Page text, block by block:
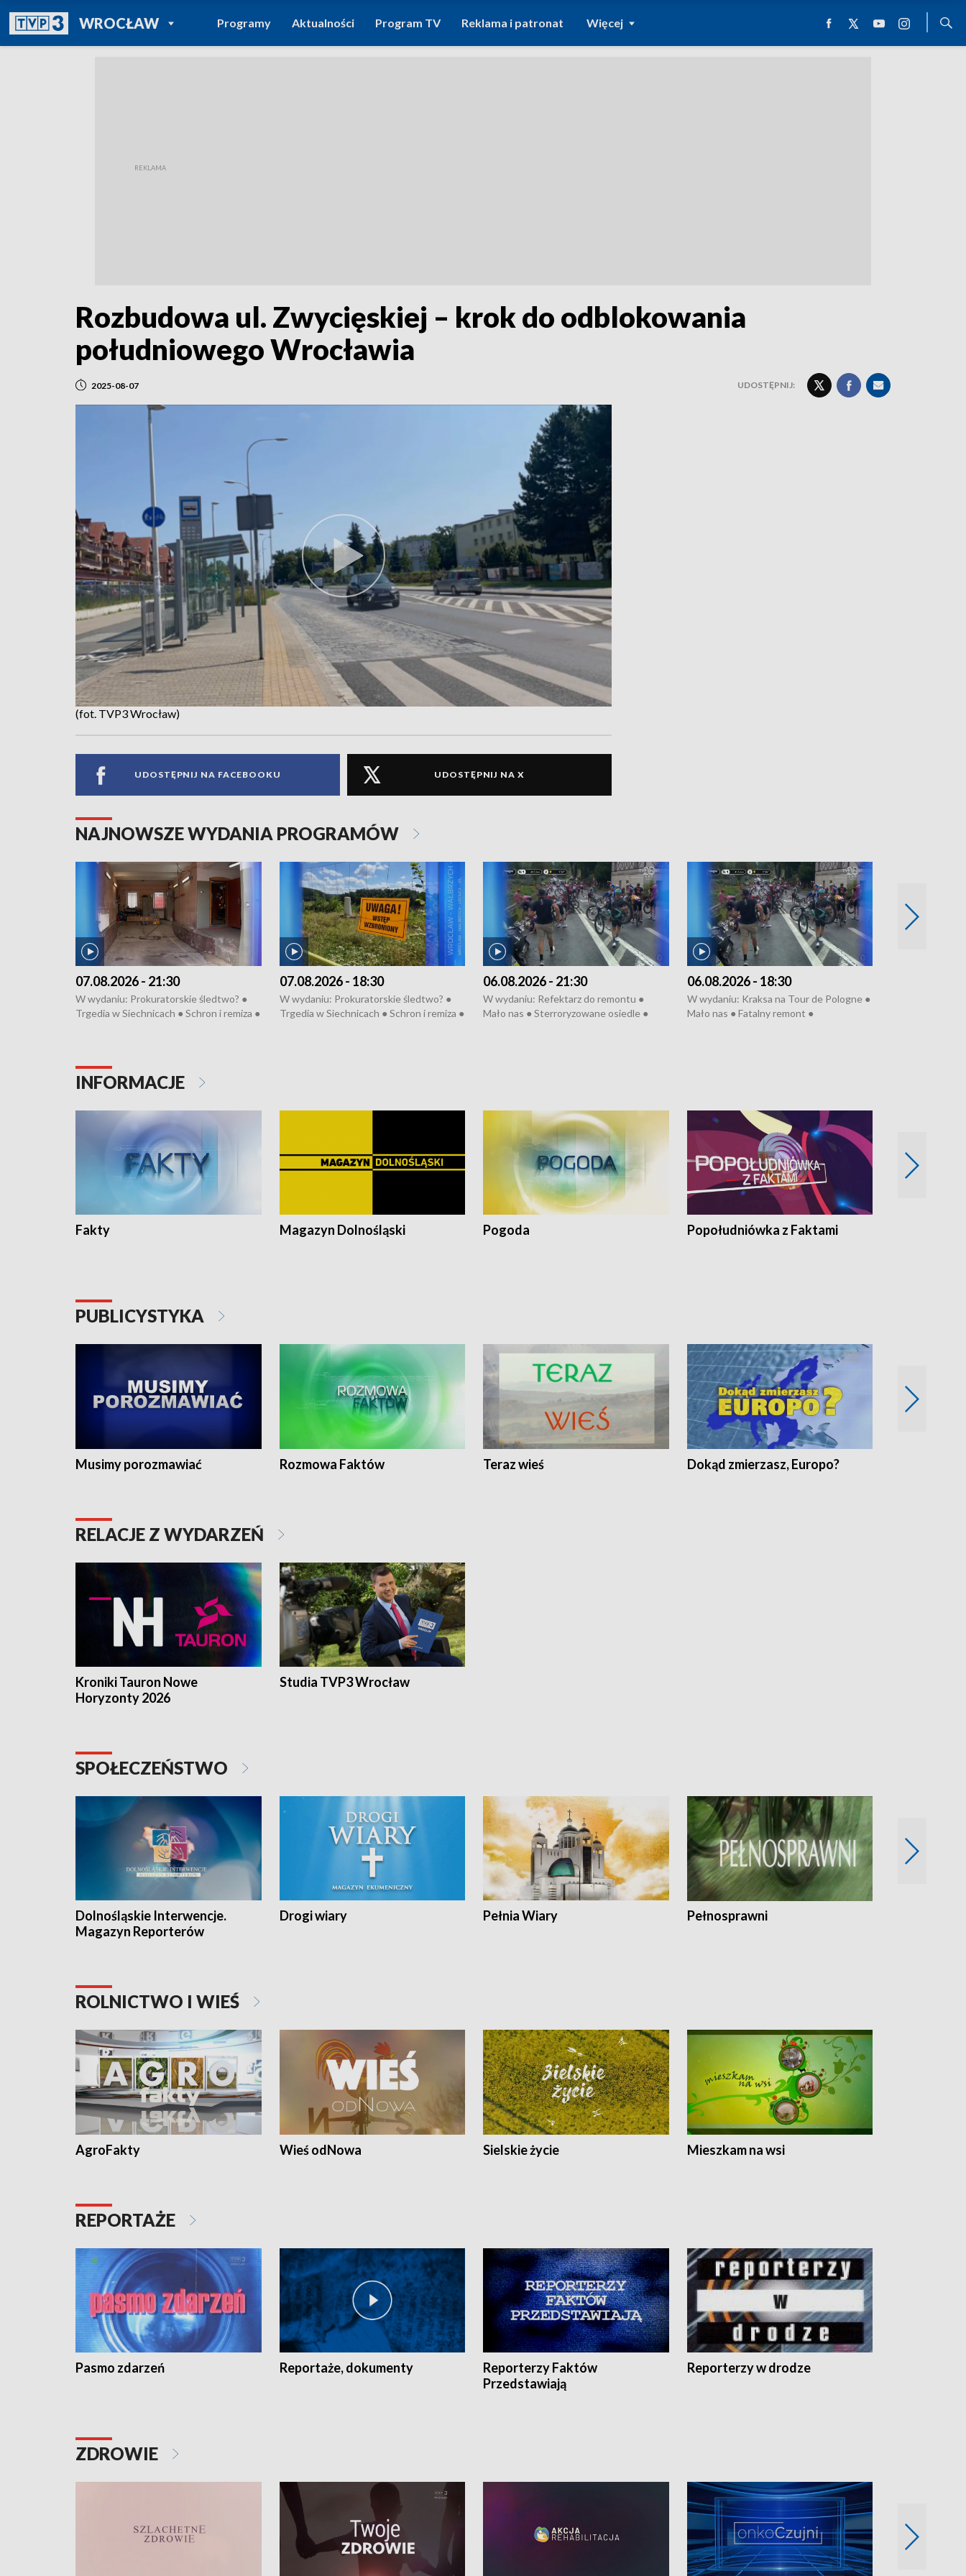
WROCŁAWPOWRÓT DO
TVP REGIONY
Programy Aktualności Program TV Reklama i patronat Więcej
Rozbudowa ul. Zwycięskiej – krok do odblokowania
południowego Wrocławia
2025-08-07 UDOSTĘPNIJ:
(fot. TVP3 Wrocław)
UDOSTĘPNIJ NA FACEBOOKU UDOSTĘPNIJ NA X
NAJNOWSZE WYDANIA PROGRAMÓW
07.08.2026 - 21:30
W wydaniu: Prokuratorskie śledtwo? ●
Trgedia w Siechnicach ● Schron i remiza ●
● Odbudowa po powodzi ● Filmowy
Lubomierz
07.08.2026 - 18:30
W wydaniu: Prokuratorskie śledtwo? ●
Trgedia w Siechnicach ● Schron i remiza ●
06.08.2026 - 21:30
W wydaniu: Refektarz do remontu ●
Mało nas ● Sterroryzowane osiedle ●
06.08.2026 - 18:30
W wydaniu: Kraksa na Tour de Pologne ●
Mało nas ● Fatalny remont ●
INFORMACJE
Fakty Magazyn Dolnośląski Pogoda Popołudniówka z Faktami
PUBLICYSTYKA
Musimy porozmawiać Rozmowa Faktów Teraz wieś Dokąd zmierzasz, Europo?
RELACJE Z WYDARZEŃ
Kroniki Tauron Nowe
Horyzonty 2026
Studia TVP3 Wrocław
SPOŁECZEŃSTWO
Dolnośląskie Interwencje.
Magazyn Reporterów
Drogi wiary Pełnia Wiary Pełnosprawni
ROLNICTWO I WIEŚ
AgroFakty Wieś odNowa Sielskie życie Mieszkam na wsi
REPORTAŻE
Pasmo zdarzeń Reportaże, dokumenty
Reporterzy Faktów
Przedstawiają
Reporterzy w drodze
ZDROWIE